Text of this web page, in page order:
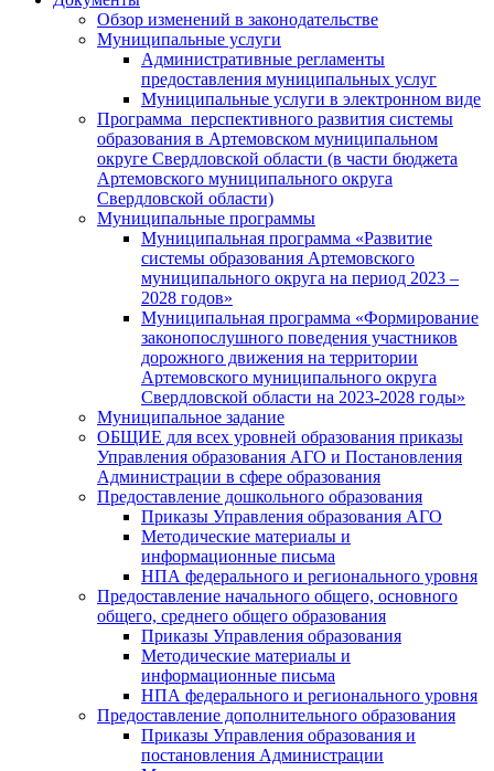
Обзор изменений в законодательстве
Муниципальные услуги
Административные регламенты
предоставления муниципальных услуг
Муниципальные услуги в электронном виде
Программа перспективного развития системы
образования в Артемовском муниципальном
округе Свердловской области (в части бюджета
Артемовского муниципального округа
Свердловской области)
Муниципальные программы
Муниципальная программа «Развитие
системы образования Артемовского
муниципального округа на период 2023 –
2028 годов»
Муниципальная программа «Формирование
законопослушного поведения участников
дорожного движения на территории
Артемовского муниципального округа
Свердловской области на 2023-2028 годы»
Муниципальное задание
ОБЩИЕ для всех уровней образования приказы
Управления образования АГО и Постановления
Администрации в сфере образования
Предоставление дошкольного образования
Приказы Управления образования АГО
Методические материалы и
информационные письма
НПА федерального и регионального уровня
Предоставление начального общего, основного
общего, среднего общего образования
Приказы Управления образования
Методические материалы и
информационные письма
НПА федерального и регионального уровня
Предоставление дополнительного образования
Приказы Управления образования и
постановления Администрации